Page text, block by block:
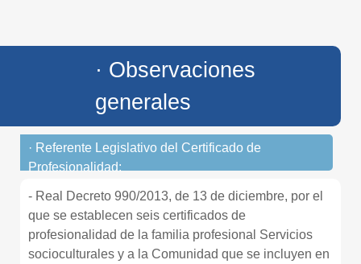
· Observaciones
generales
· Referente Legislativo del Certificado de
Profesionalidad:
- Real Decreto 990/2013, de 13 de diciembre, por el
que se establecen seis certificados de
profesionalidad de la familia profesional Servicios
socioculturales y a la Comunidad que se incluyen en